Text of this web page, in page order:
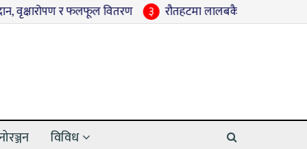
र फलफूल वितरण ३ रौतहटमा लालबकैयाको बाढीले हुलाकी राजमार्ग
विविध